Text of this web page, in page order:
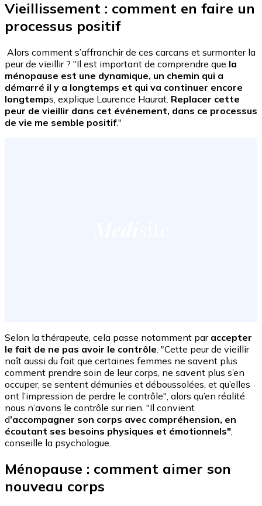
Vieillissement : comment en faire un
processus positif
Alors comment s’affranchir de ces carcans et surmonter la
peur de vieillir ? "Il est important de comprendre que la
ménopause est une dynamique, un chemin qui a
démarré il y a longtemps et qui va continuer encore
longtemps, explique Laurence Haurat. Replacer cette
peur de vieillir dans cet événement, dans ce processus
de vie me semble positif."
Selon la thérapeute, cela passe notamment par accepter
le fait de ne pas avoir le contrôle . "Cette peur de vieillir
naît aussi du fait que certaines femmes ne savent plus
comment prendre soin de leur corps, ne savent plus s’en
occuper, se sentent démunies et déboussolées, et qu’elles
ont l’impression de perdre le contrôle", alors qu’en réalité
nous n’avons le contrôle sur rien. "Il convient
d’accompagner son corps avec compréhension, en
écoutant ses besoins physiques et émotionnels"
conseille la psychologue.
Ménopause : comment aimer son
nouveau corps